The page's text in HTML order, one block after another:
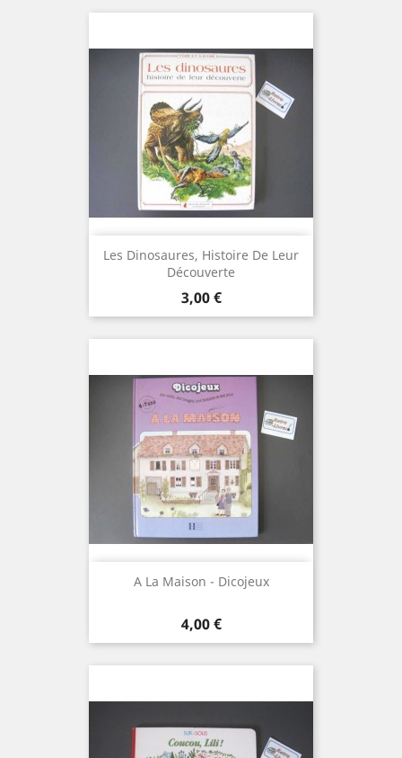
Les Dinosaures, Histoire De Leur
Découverte
Prix
3,00 €
A La Maison - Dicojeux
Prix
4,00 €